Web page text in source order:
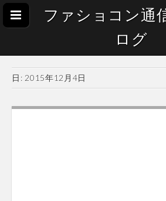
ファショコン通
ログ
日: 2015年12月4日